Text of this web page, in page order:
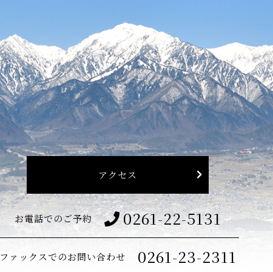
アクセス
お電話でのご予約 0261-22-5131
ファックスでのお問い合わせ 0261-23-2311